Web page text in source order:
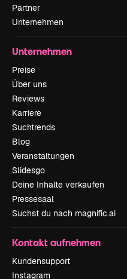
Partner
Unternehmen
Unternehmen
Preise
Über uns
Reviews
Karriere
Suchtrends
Blog
Veranstaltungen
Slidesgo
Deine Inhalte verkaufen
Pressesaal
Suchst du nach magnific.ai
Kontakt aufnehmen
Kundensupport
Instagram